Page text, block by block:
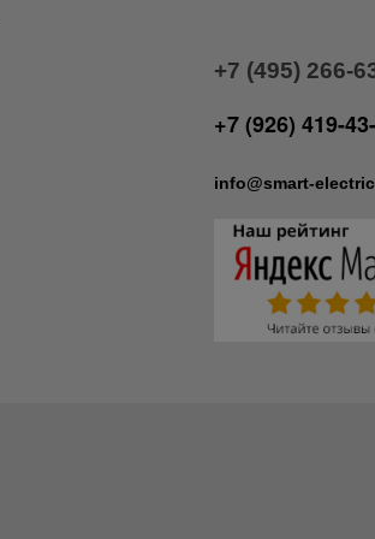
+7 (495) 266-
+7 (926) 419-
info@smart-